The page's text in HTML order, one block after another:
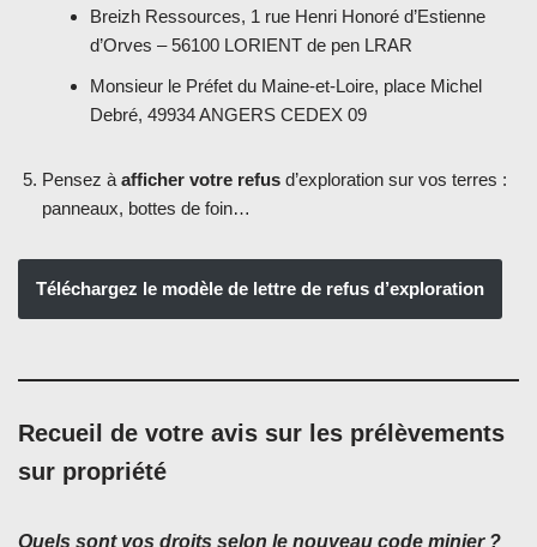
Breizh Ressources, 1 rue Henri Honoré d’Estienne
d’Orves – 56100 LORIENT de pen LRAR
Monsieur le Préfet du Maine-et-Loire, place Michel
Debré, 49934 ANGERS CEDEX 09
Pensez à afficher votre refus d’exploration sur vos terres :
panneaux, bottes de foin…
Téléchargez le modèle de lettre de refus d’exploration
Recueil de votre avis sur les prélèvements
sur propriété
Quels sont vos droits selon le nouveau code minier ?